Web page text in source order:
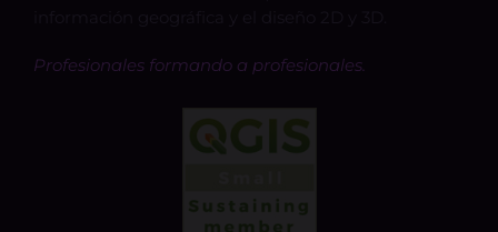
Profesionales formando a profesionales.